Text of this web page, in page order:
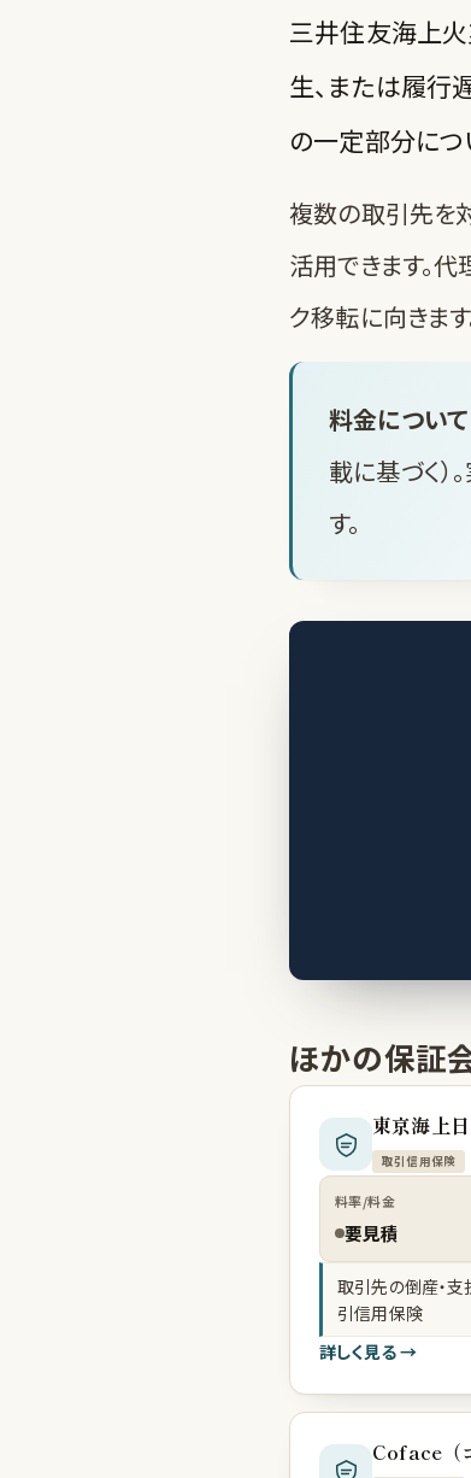
三井住友海上
生、または履行
の一定部分につ
複数の取引先を
活用できます。
ク移転に向きます
料金について
載に基づく
す。
ほかの保証
東京海上
取引信用保険
料率/料金
要見積
取引先の倒産・
引信用保険
詳しく見る →
Coface（